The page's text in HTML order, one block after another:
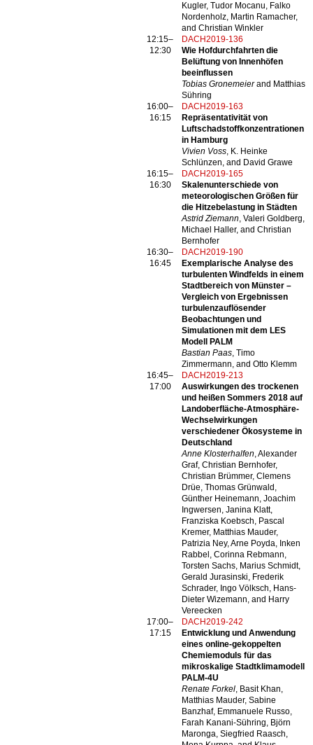
Kugler, Tudor Mocanu, Falko
Nordenholz, Martin Ramacher,
and Christian Winkler
12:15–
12:30
DACH2019-136
Wie Hofdurchfahrten die
Belüftung von Innenhöfen
beeinflussen
Tobias Gronemeierand Matthias
Sühring
16:00–
16:15
DACH2019-163
Repräsentativität von
Luftschadstoffkonzentrationen
in Hamburg
Vivien Voss, K. Heinke
Schlünzen, and David Grawe
16:15–
16:30
DACH2019-165
Skalenunterschiede von
meteorologischen Größen für
die Hitzebelastung in Städten
Astrid Ziemann, Valeri Goldberg,
Michael Haller, and Christian
Bernhofer
16:30–
16:45
DACH2019-190
Exemplarische Analyse des
turbulenten Windfelds in einem
Stadtbereich von Münster –
Vergleich von Ergebnissen
turbulenzauflösender
Beobachtungen und
Simulationen mit dem LES
Modell PALM
Bastian Paas, Timo
Zimmermann, and Otto Klemm
16:45–
17:00
DACH2019-213
Auswirkungen des trockenen
und heißen Sommers 2018 auf
Landoberfläche-Atmosphäre-
Wechselwirkungen
verschiedener Ökosysteme in
Deutschland
Anne Klosterhalfen, Alexander
Graf, Christian Bernhofer,
Christian Brümmer, Clemens
Drüe, Thomas Grünwald,
Günther Heinemann, Joachim
Ingwersen, Janina Klatt,
Franziska Koebsch, Pascal
Kremer, Matthias Mauder,
Patrizia Ney, Arne Poyda, Inken
Rabbel, Corinna Rebmann,
Torsten Sachs, Marius Schmidt,
Gerald Jurasinski, Frederik
Schrader, Ingo Völksch, Hans-
Dieter Wizemann, and Harry
Vereecken
17:00–
17:15
DACH2019-242
Entwicklung und Anwendung
eines online-gekoppelten
Chemiemoduls für das
mikroskalige Stadtklimamodell
PALM-4U
Renate Forkel, Basit Khan,
Matthias Mauder, Sabine
Banzhaf, Emmanuele Russo,
Farah Kanani-Sühring, Björn
Maronga, Siegfried Raasch,